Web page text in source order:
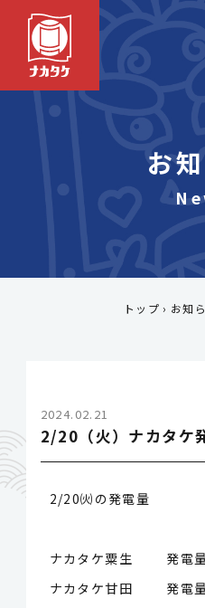
お
トップ お知
2024.02.21
2/20（火）ナカタケ
2/20㈫の発電量
ナカタケ粟生 発電
ナカタケ甘田 発電